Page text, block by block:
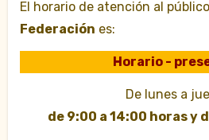
El horario de atención al
Federación es:
Horario -
De lunes a
de 9:00 a 14:00 horas y